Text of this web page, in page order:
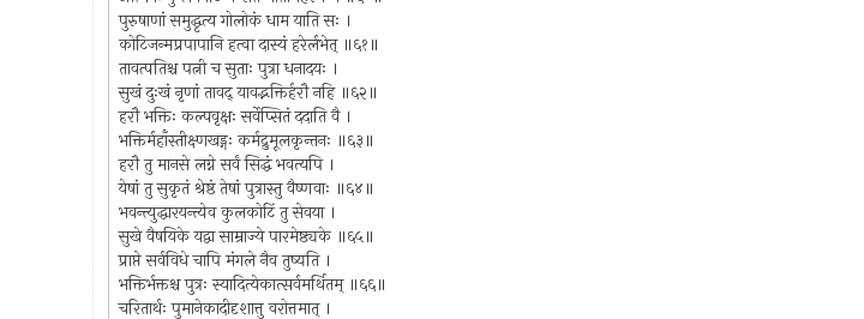
पुरुषाणां समुद्धृत्य गोलोकं धाम याति सः ।
कोटिजन्मप्रपापानि हत्वा दास्यं हरेर्लभेत् ॥६१॥
तावत्पतिश्च पत्नी च सुताः पुत्रा धनादयः ।
सुखं दुःखं नृणां तावद् यावद्भक्तिर्हरौ नहि ॥६२॥
हरौ भक्तिः कल्पवृक्षः सर्वेप्सितं ददाति वै ।
भक्तिर्महाँस्तीक्ष्णखड्गः कर्मद्रुमूलकृन्तनः ॥६३॥
हरौ तु मानसे लग्ने सर्वं सिद्धं भवत्यपि ।
येषां तु सुकृतं श्रेष्ठं तेषां पुत्रास्तु वैष्णवाः ॥६४॥
भवन्त्युद्धारयन्त्येव कुलकोटिं तु सेवया ।
सुखे वैषयिके यद्वा साम्राज्ये पारमेष्ठ्यके ॥६५॥
प्राप्ते सर्वविधे चापि मंगले नैव तुष्यति ।
भक्तिर्भक्तश्च पुत्रः स्यादित्येकात्सर्वमर्थितम् ॥६६॥
चरितार्थः पुमानेकादीदृशात्तु वरोत्तमात् ।